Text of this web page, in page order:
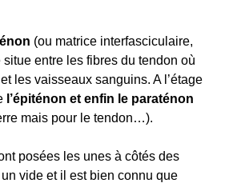
(ou matrice interfasciculaire,
entre les fibres du tendon où
les vaisseaux sanguins. A l’étage
l’épiténon et enfin le paraténon
mais pour le tendon…).
posées les unes à côtés des
vide et il est bien connu que